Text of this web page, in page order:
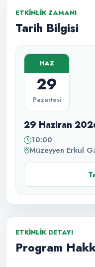
ETKINLIK ZAMANI
Tarih Bilgisi
HAZ
29
Pazartesi
29 Haziran
10:00
Müzeyyen Erkul
ETKINLIK DETAYI
Program